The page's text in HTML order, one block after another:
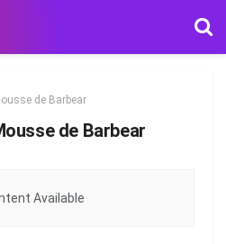
de Barbear
de Barbear
Available